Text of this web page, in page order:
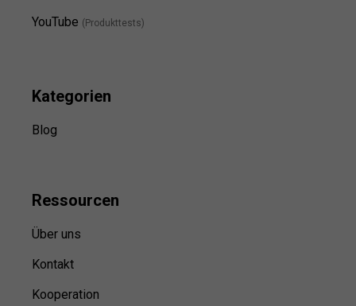
YouTube (Produkttests)
Kategorien
Blog
Ressourcen
Über uns
Kontakt
Kooperation